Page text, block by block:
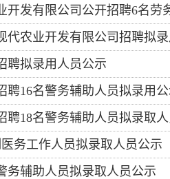
开发有限公司公开招聘6名劳
代农业开发有限公司招聘拟
聘拟录用人员公示
聘16名警务辅助人员拟录用
聘18名警务辅助人员拟录取
务工作人员拟录取人员公示
务辅助人员拟录取人员公示